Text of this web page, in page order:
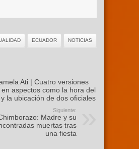
ECUADOR NOTICIAS
Ati | Cuatro versiones
aspectos como la hora del
la ubicación de dos oficiales
Siguiente:
Madre y su
muertas tras
una fiesta